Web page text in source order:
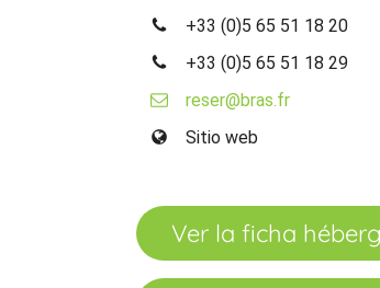
+33 (0)5 65 51 18 20
+33 (0)5 65 51 18 29
reser@bras.fr
Sitio web
Ver la ficha